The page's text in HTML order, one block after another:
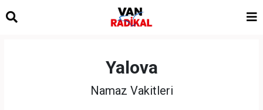
Yalova
Namaz Vakitleri